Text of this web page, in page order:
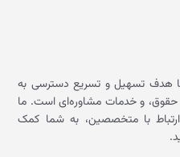
هدف تسهیل و تسریع دسترسی به
و خدمات مشاوره‌ای است. ما
ارتباط با متخصصین، به شما کمک